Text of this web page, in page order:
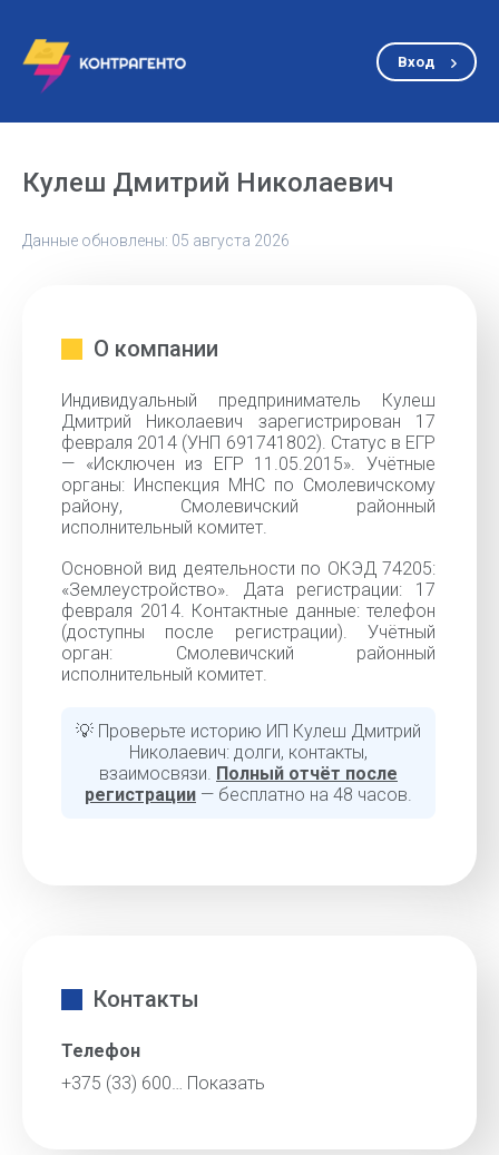
Вход
Кулеш Дмитрий Николаевич
Данные обновлены: 05 августа 2026
О компании
Индивидуальный предприниматель Кулеш
Дмитрий Николаевич зарегистрирован 17
февраля 2014 (УНП 691741802). Статус в ЕГР
— «Исключен из ЕГР 11.05.2015». Учётные
органы: Инспекция МНС по Смолевичскому
району, Смолевичский районный
исполнительный комитет.
Основной вид деятельности по ОКЭД 74205:
«Землеустройство». Дата регистрации: 17
февраля 2014. Контактные данные: телефон
(доступны после регистрации). Учётный
орган: Смолевичский районный
исполнительный комитет.
💡 Проверьте историю ИП Кулеш Дмитрий
Николаевич: долги, контакты,
взаимосвязи. Полный отчёт после
регистрации — бесплатно на 48 часов.
Контакты
Телефон
+375 (33) 600… Показать